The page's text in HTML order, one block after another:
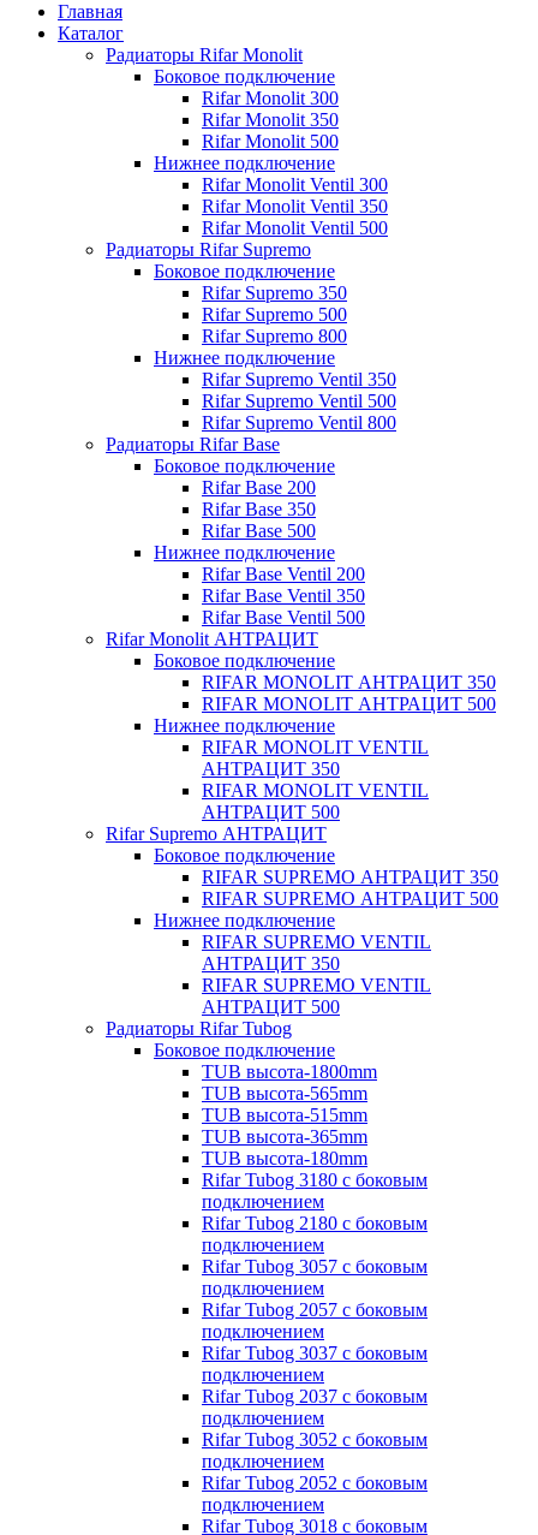
Главная
Каталог
Радиаторы Rifar Monolit
Боковое подключение
Rifar Monolit 300
Rifar Monolit 350
Rifar Monolit 500
Нижнее подключение
Rifar Monolit Ventil 300
Rifar Monolit Ventil 350
Rifar Monolit Ventil 500
Радиаторы Rifar Supremo
Боковое подключение
Rifar Supremo 350
Rifar Supremo 500
Rifar Supremo 800
Нижнее подключение
Rifar Supremo Ventil 350
Rifar Supremo Ventil 500
Rifar Supremo Ventil 800
Радиаторы Rifar Base
Боковое подключение
Rifar Base 200
Rifar Base 350
Rifar Base 500
Нижнее подключение
Rifar Base Ventil 200
Rifar Base Ventil 350
Rifar Base Ventil 500
Rifar Monolit АНТРАЦИТ
Боковое подключение
RIFAR MONOLIT АНТРАЦИТ 350
RIFAR MONOLIT АНТРАЦИТ 500
Нижнее подключение
RIFAR MONOLIT VENTIL
АНТРАЦИТ 350
RIFAR MONOLIT VENTIL
АНТРАЦИТ 500
Rifar Supremo АНТРАЦИТ
Боковое подключение
RIFAR SUPREMO АНТРАЦИТ 350
RIFAR SUPREMO АНТРАЦИТ 500
Нижнее подключение
RIFAR SUPREMO VENTIL
АНТРАЦИТ 350
RIFAR SUPREMO VENTIL
АНТРАЦИТ 500
Радиаторы Rifar Tubog
Боковое подключение
TUB высота-1800mm
TUB высота-565mm
TUB высота-515mm
TUB высота-365mm
TUB высота-180mm
Rifar Tubog 3180 с боковым
подключением
Rifar Tubog 2180 с боковым
подключением
Rifar Tubog 3057 с боковым
подключением
Rifar Tubog 2057 с боковым
подключением
Rifar Tubog 3037 с боковым
подключением
Rifar Tubog 2037 с боковым
подключением
Rifar Tubog 3052 с боковым
подключением
Rifar Tubog 2052 с боковым
подключением
Rifar Tubog 3018 с боковым